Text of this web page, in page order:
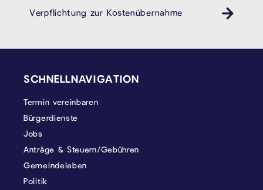
Verpflichtung zur Kostenübernahme
SCHNELLNAVIGATION
Termin vereinbaren
Bürgerdienste
Jobs
Anträge & Steuern/Gebühren
Gemeindeleben
Politik